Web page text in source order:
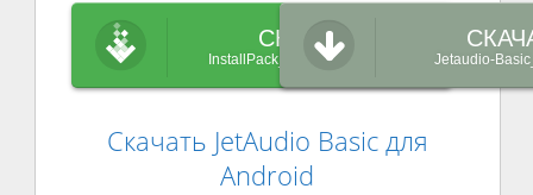
СКАЧАТЬ
InstallPack_Jetaudio-Basic.exe Jetaudio-
Скачать JetAudio Basic для
Android